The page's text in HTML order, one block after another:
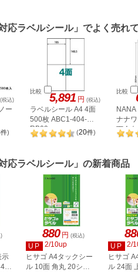
応ラベルシール」でよく売れ
(税込)
ー
件)
比較 5,891 円 (税込)
ラベルシール A4 4面
500枚 ABC1-404-
RB09
(20件)
比較
ナナ
下余
応ラベルシール」の新着商品
示
面
880 円 (税込)
UP
2/10up
ヒサゴ A4タックシー
ル 10面 角丸 20シー
UP
2/
ヒサゴ
ル 24面